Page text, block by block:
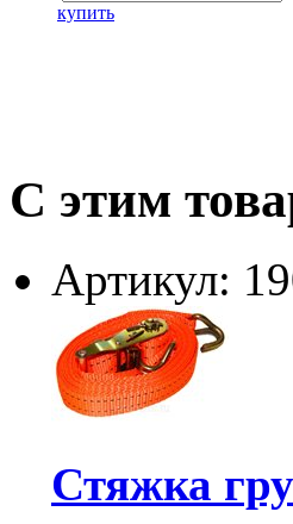
купить
С этим
Артикул:
Стяжка